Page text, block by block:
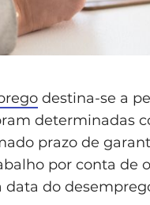
destina-se a
determinadas
prazo de
por conta de
data do